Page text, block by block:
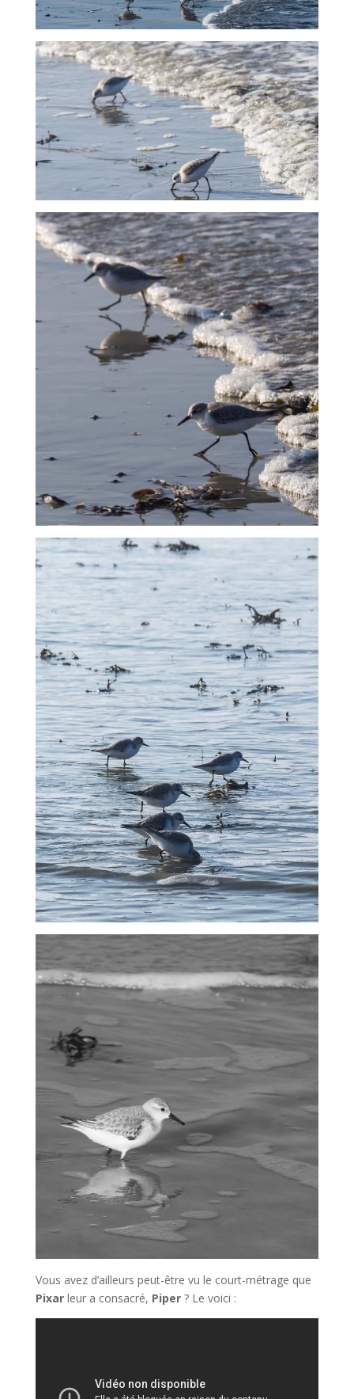
Vous avez d’ailleurs peut-être vu le court-métrage que
Pixarleur a consacré, Piper? Le voici :